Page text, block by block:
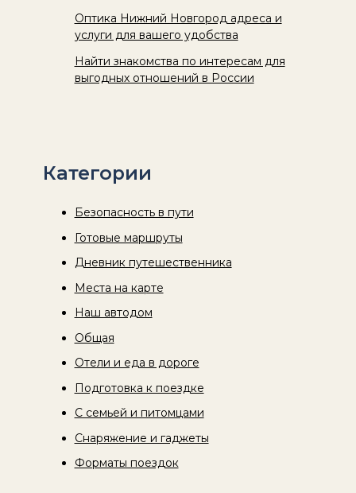
Оптика Нижний Новгород адреса и
услуги для вашего удобства
Найти знакомства по интересам для
выгодных отношений в России
Категории
Безопасность в пути
Готовые маршруты
Дневник путешественника
Места на карте
Наш автодом
Общая
Отели и еда в дороге
Подготовка к поездке
С семьей и питомцами
Снаряжение и гаджеты
Форматы поездок